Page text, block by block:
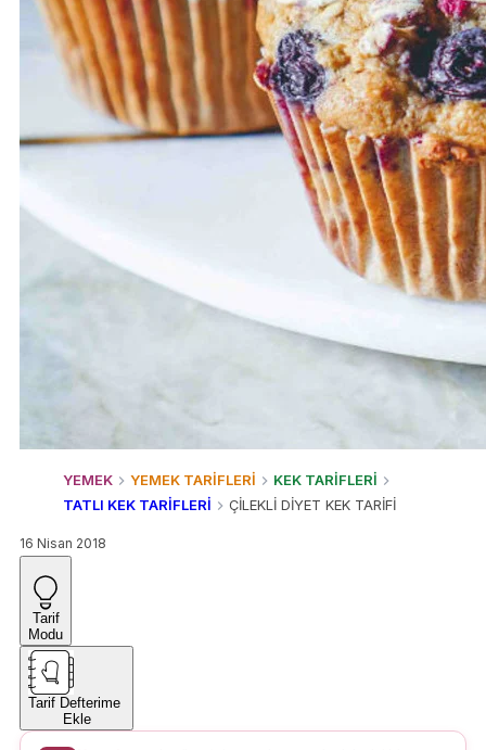
YEMEK YEMEK TARİFLERİ
KEK TARİFLERİ
TATLI KEK TARİFLERİ
ÇİLEKLİ DİYET KEK TARİFİ
16 Nisan 2018
Tarif
Modu
Tarif Defterime
Ekle